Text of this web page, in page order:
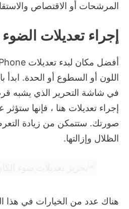
المرشحات أو الاقتصاص
إجراء تعديلات الضوء
اللون أو السطوع أو الحدة. ابدأ
في شاشة التحرير الذي يشبه
إجراء تعديلات هنا ، فإنها
صورتك. ستتمكن من زيادة
الظلال وإزالتها.
هناك عدد من الخيارات في هذا